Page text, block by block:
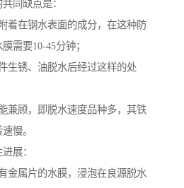
同缺点是：
着在钢水表面的成分，在这种防
需要10-45分钟；
生锈、油脱水后经过这样的处
兼顾，即脱水速度品种多，其铁
慢。
展：
金属片的水膜，浸泡在良源脱水